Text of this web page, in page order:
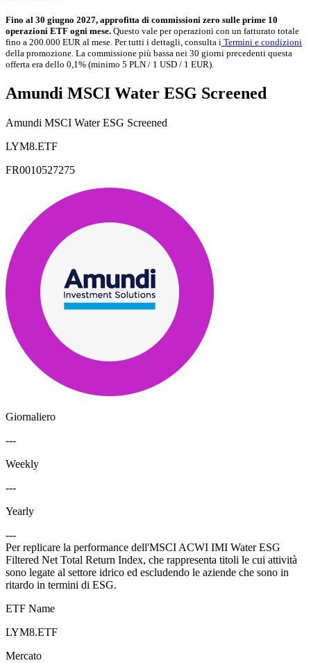
Fino al 30 giugno 2027, approfitta di commissioni zero sulle prime 10
operazioni ETF ogni mese. Questo vale per operazioni con un fatturato totale
fino a 200.000 EUR al mese. Per tutti i dettagli, consulta i Termini e condizioni
della promozione. La commissione più bassa nei 30 giorni precedenti questa
offerta era dello 0,1% (minimo 5 PLN / 1 USD / 1 EUR).
Amundi MSCI Water ESG Screened
Amundi MSCI Water ESG Screened
LYM8.ETF
FR0010527275
Giornaliero
---
Weekly
---
Yearly
---
Per replicare la performance dell'MSCI ACWI IMI Water ESG
Filtered Net Total Return Index, che rappresenta titoli le cui attività
sono legate al settore idrico ed escludendo le aziende che sono in
ritardo in termini di ESG.
ETF Name
LYM8.ETF
Mercato